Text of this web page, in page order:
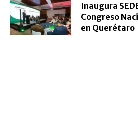
Inaugura
Congreso
en Querétaro